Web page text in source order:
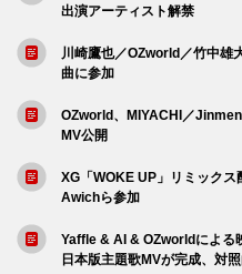
出演アーティスト解禁
川崎鷹也／OZworld／竹中
曲に参加
OZworld、MIYACHI／
MV公開
XG「WOKE UP」リミック
Awichら参加
Yaffle & AI & OZworldによる
日本版主題歌MVが完成、対